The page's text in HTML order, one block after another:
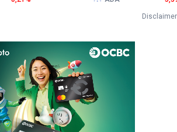
Disclaimer